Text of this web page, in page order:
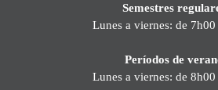
Semestres
Lunes a viernes: de
Períodos de
Lunes a viernes: de